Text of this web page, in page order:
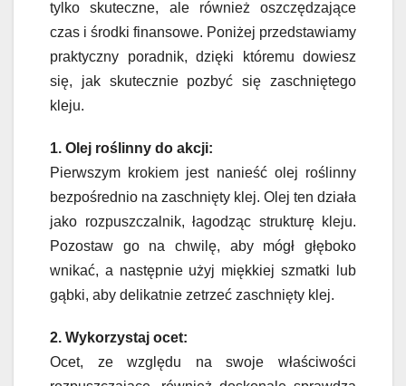
tylko skuteczne, ale również oszczędzające
czas i środki finansowe. Poniżej przedstawiamy
praktyczny poradnik, dzięki któremu dowiesz
się, jak skutecznie pozbyć się zaschniętego
kleju.
1. Olej roślinny do akcji:
Pierwszym krokiem jest nanieść olej roślinny
bezpośrednio na zaschnięty klej. Olej ten działa
jako rozpuszczalnik, łagodząc strukturę kleju.
Pozostaw go na chwilę, aby mógł głęboko
wnikać, a następnie użyj miękkiej szmatki lub
gąbki, aby delikatnie zetrzeć zaschnięty klej.
2. Wykorzystaj ocet:
Ocet, ze względu na swoje właściwości